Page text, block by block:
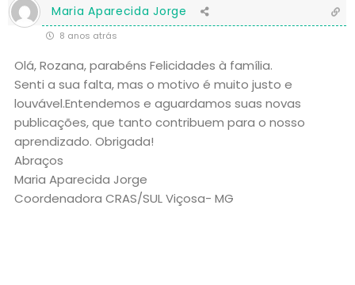
Maria Aparecida Jorge
8 anos atrás
Olá, Rozana, parabéns Felicidades à família.
Senti a sua falta, mas o motivo é muito justo e
louvável.Entendemos e aguardamos suas novas
publicações, que tanto contribuem para o nosso
aprendizado. Obrigada!
Abraços
Maria Aparecida Jorge
Coordenadora CRAS/SUL Viçosa- MG